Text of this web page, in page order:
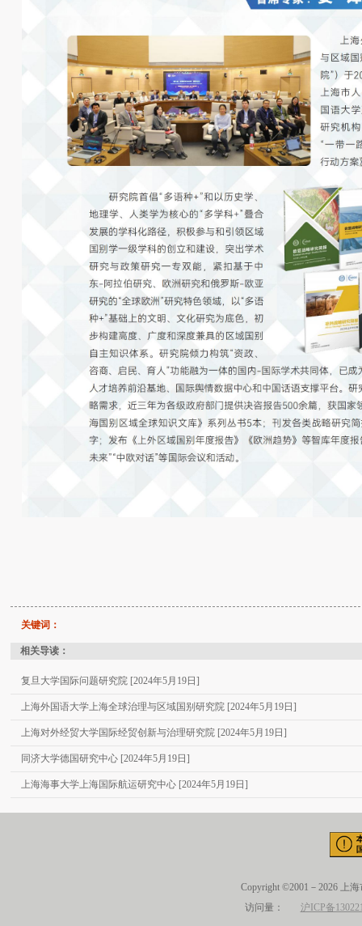
关键词：
相关导读：
复旦大学国际问题研究院 [2024年5月19日]
上海外国语大学上海全球治理与区域国别研究院 [2024年5月19日]
上海对外经贸大学国际经贸创新与治理研究院 [2024年5月19日]
同济大学德国研究中心 [2024年5月19日]
上海海事大学上海国际航运研究中心 [2024年5月19日]
Copyright ©2001－2026 上
访问量： 沪ICP备